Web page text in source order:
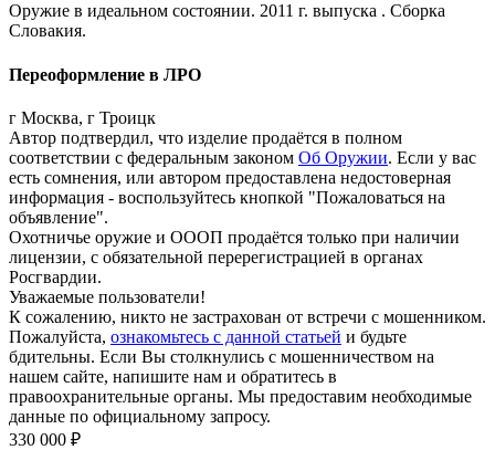
Оружие в идеальном состоянии. 2011 г. выпуска . Сборка
Словакия.
Переоформление в ЛРО
г Москва, г Троицк
Автор подтвердил, что изделие продаётся в полном
соответствии с федеральным законом Об Оружии. Если у вас
есть сомнения, или автором предоставлена недостоверная
информация - воспользуйтесь кнопкой "Пожаловаться на
объявление".
Охотничье оружие и ОООП продаётся только при наличии
лицензии, с обязательной перерегистрацией в органах
Росгвардии.
Уважаемые пользователи!
К сожалению, никто не застрахован от встречи с мошенником.
Пожалуйста, ознакомьтесь с данной статьей и будьте
бдительны. Если Вы столкнулись с мошенничеством на
нашем сайте, напишите нам и обратитесь в
правоохранительные органы. Мы предоставим необходимые
данные по официальному запросу.
330 000 ₽